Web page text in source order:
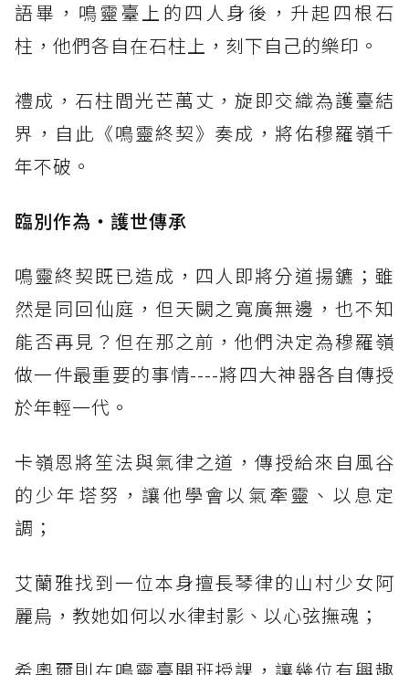
語畢，鳴靈臺上的四人身後，升起四根石
柱，他們各自在石柱上，刻下自己的樂印。
禮成，石柱間光芒萬丈，旋即交織為護臺結
界，自此《鳴靈終契》奏成，將佑穆羅嶺千
年不破。
臨別作為‧護世傳承
鳴靈終契既已造成，四人即將分道揚鑣；雖
然是同回仙庭，但天闕之寬廣無邊，也不知
能否再見？但在那之前，他們決定為穆羅嶺
做一件最重要的事情----將四大神器各自傳授
於年輕一代。
卡嶺恩將笙法與氣律之道，傳授給來自風谷
的少年塔努，讓他學會以氣牽靈、以息定
調；
艾蘭雅找到一位本身擅長琴律的山村少女阿
麗烏，教她如何以水律封影、以心弦撫魂；
希奧爾則在鳴靈臺開班授課，讓幾位有興趣